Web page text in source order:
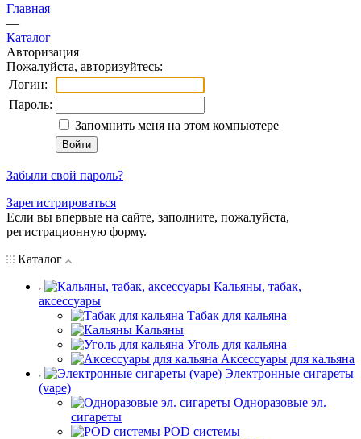
Главная
—
Каталог
Авторизация
Пожалуйста, авторизуйтесь:
Логин:
Пароль:
Запомнить меня на этом компьютере
Забыли свой пароль?
Зарегистрироваться
Если вы впервые на сайте, заполните, пожалуйста,
регистрационную форму.
Каталог
Кальяны, табак,
аксессуары
Табак для кальяна
Кальяны
Уголь для кальяна
Аксессуары для кальяна
Электронные сигареты
(vape)
Одноразовые эл.
сигареты
POD системы